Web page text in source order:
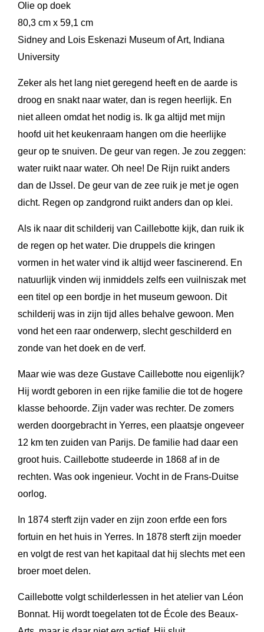
Olie op doek
80,3 cm x 59,1 cm
Sidney and Lois Eskenazi Museum of Art, Indiana
University
Zeker als het lang niet geregend heeft en de aarde is
droog en snakt naar water, dan is regen heerlijk. En
niet alleen omdat het nodig is. Ik ga altijd met mijn
hoofd uit het keukenraam hangen om die heerlijke
geur op te snuiven. De geur van regen. Je zou zeggen:
water ruikt naar water. Oh nee! De Rijn ruikt anders
dan de IJssel. De geur van de zee ruik je met je ogen
dicht. Regen op zandgrond ruikt anders dan op klei.
Als ik naar dit schilderij van Caillebotte kijk, dan ruik ik
de regen op het water. Die druppels die kringen
vormen in het water vind ik altijd weer fascinerend. En
natuurlijk vinden wij inmiddels zelfs een vuilniszak met
een titel op een bordje in het museum gewoon. Dit
schilderij was in zijn tijd alles behalve gewoon. Men
vond het een raar onderwerp, slecht geschilderd en
zonde van het doek en de verf.
Maar wie was deze Gustave Caillebotte nou eigenlijk?
Hij wordt geboren in een rijke familie die tot de hogere
klasse behoorde. Zijn vader was rechter. De zomers
werden doorgebracht in Yerres, een plaatsje ongeveer
12 km ten zuiden van Parijs. De familie had daar een
groot huis. Caillebotte studeerde in 1868 af in de
rechten. Was ook ingenieur. Vocht in de Frans-Duitse
oorlog.
In 1874 sterft zijn vader en zijn zoon erfde een fors
fortuin en het huis in Yerres. In 1878 sterft zijn moeder
en volgt de rest van het kapitaal dat hij slechts met een
broer moet delen.
Caillebotte volgt schilderlessen in het atelier van Léon
Bonnat. Hij wordt toegelaten tot de École des Beaux-